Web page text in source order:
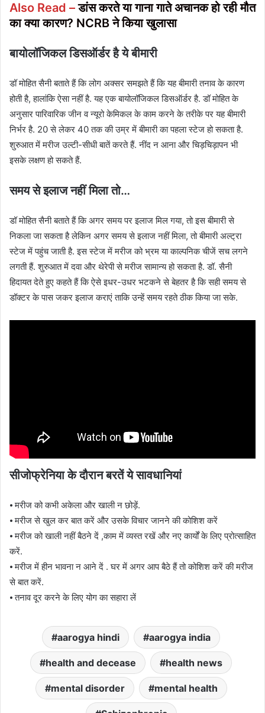
Also Read –डांस करते या गाना गाते अचानक हो रही मौत
का क्या कारण? NCRB ने किया खुलासा
बायोलॉजिकल डिसऑर्डर है ये बीमारी
डॉ मोहित सैनी बताते हैं कि लोग अक्सर समझते हैं कि यह बीमारी तनाव के कारण
होती है, हालांकि ऐसा नहीं है. यह एक बायोलॉजिकल डिसऑर्डर है. डॉ मोहित के
अनुसार पारिवारिक जीन व न्यूरो केमिकल के काम करने के तरीके पर यह बीमारी
निर्भर है. 20 से लेकर 40 तक की उम्र में बीमारी का पहला स्टेज हो सकता है.
शुरुआत में मरीज उल्टी-सीधी बातें करते हैं. नींद न आना और चिड़चिड़ापन भी
इसके लक्षण हो सकते हैं.
समय से इलाज नहीं मिला तो…
डॉ मोहित सैनी बताते हैं कि अगर समय पर इलाज मिल गया, तो इस बीमारी से
निकला जा सकता है लेकिन अगर समय से इलाज नहीं मिला, तो बीमारी अल्ट्रा
स्टेज में पहुंच जाती है. इस स्टेज में मरीज को भ्रम या काल्पनिक चीजें सच लगने
लगती हैं. शुरुआत में दवा और थेरेपी से मरीज सामान्य हो सकता है. डॉ. सैनी
हिदायत देते हुए कहते हैं कि ऐसे इधर-उधर भटकने से बेहतर है कि सही समय से
डॉक्टर के पास जकर इलाज कराएं ताकि उन्हें समय रहते ठीक किया जा सके.
सीजोफ्रेनिया के दौरान बरतें ये सावधानियां
⦁ मरीज को कभी अकेला और खाली न छोड़ें.
⦁ मरीज से खुल कर बात करें और उसके विचार जानने की कोशिश करें
⦁ मरीज को खाली नहीं बैठने दें ,काम में व्यस्त रखें और नए कार्यों के लिए प्रोत्साहित
करें.
⦁ मरीज में हीन भावना न आने दें . घर में अगर आप बैठे हैं तो कोशिश करें की मरीज
से बात करें.
⦁ तनाव दूर करने के लिए योग का सहारा लें
aarogya hindi aarogya india
health and decease health news
mental disorder mental health